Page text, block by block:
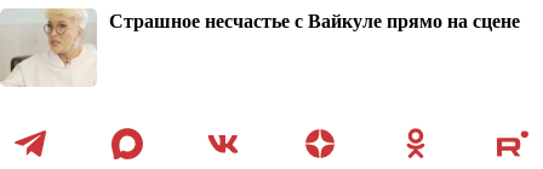
Страшное несчастье с Вайкуле прямо на сцене